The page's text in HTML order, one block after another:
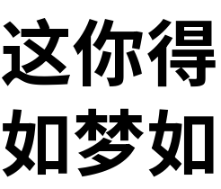
这你
如梦